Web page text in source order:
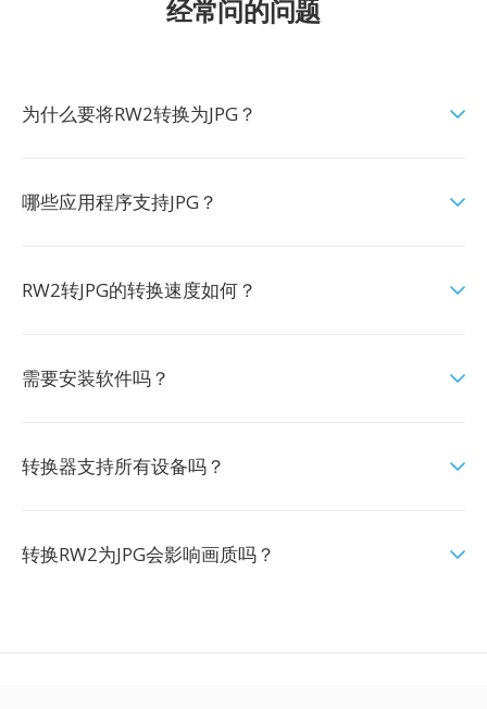
经常问的问题
为什么要将RW2转换为JPG？
哪些应用程序支持JPG？
RW2转JPG的转换速度如何？
需要安装软件吗？
转换器支持所有设备吗？
转换RW2为JPG会影响画质吗？